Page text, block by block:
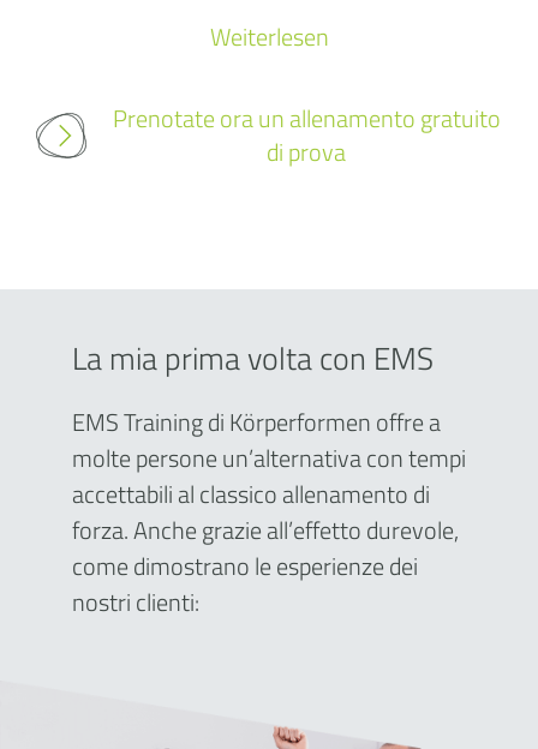
Weiterlesen
Prenotate ora un allenamento gratuito
di prova
La mia prima volta con EMS
EMS Training di Körperformen offre a
molte persone un’alternativa con tempi
accettabili al classico allenamento di
forza. Anche grazie all’effetto durevole,
come dimostrano le esperienze dei
nostri clienti: